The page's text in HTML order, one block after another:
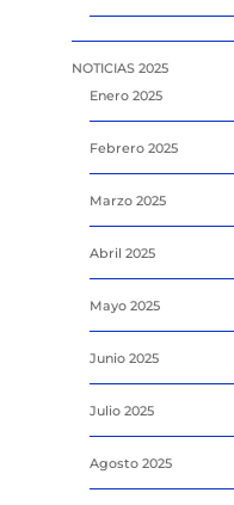
NOTICIAS 2025
Enero 2025
Febrero 2025
Marzo 2025
Abril 2025
Mayo 2025
Junio 2025
Julio 2025
Agosto 2025